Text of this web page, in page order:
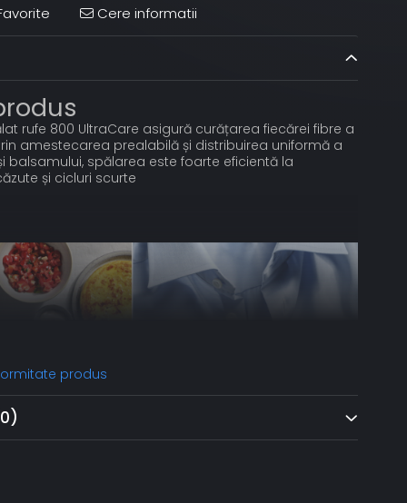
Cere informatii
rufe 800 UltraCare asigură curățarea fiecărei fibre a
amestecarea prealabilă și distribuirea uniformă a
balsamului, spălarea este foarte eficientă la
și cicluri scurte
produs